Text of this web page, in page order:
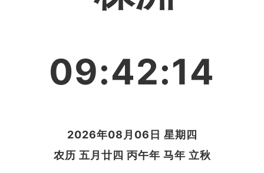
09:42:15
2026年08月06日 星期四
农历 五月廿四 丙午年 马年 立秋